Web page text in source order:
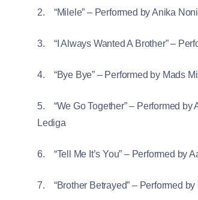
2. “Milele” – Performed by Anika
3. “I Always Wanted A Brother” –
4. “Bye Bye” – Performed by Mads
5. “We Go Together” – Performed by
Lediga
6. “Tell Me It’s You” – Performed by
7. “Brother Betrayed” – Performed by